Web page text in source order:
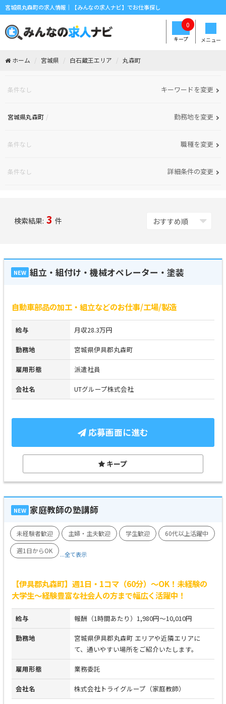
宮城県丸森町の求人情報｜【みんなの求人ナビ】でお仕事探し
メニュー
キープ
0
ホーム 宮城県 白石蔵王エリア 丸森町
条件なし キーワードを変更
宮城県丸森町 勤務地を変更
条件なし 職種を変更
条件なし 詳細条件の変更
検索結果: 3 件
NEW 組立・組付け・機械オペレーター・塗装
自動車部品の加工・組立などのお仕事/工場/製造
給与 月収28.3万円
勤務地 宮城県伊具郡丸森町
雇用形態 派遣社員
会社名 UTグループ株式会社
応募画面に進む
キープ
NEW 家庭教師の塾講師
未経験者歓迎 主婦・主夫歓迎 学生歓迎
60代以上活躍中
週1日からOK
...全て表示
【伊具郡丸森町】週1日・1コマ（60分）～OK！未経験の
大学生～経験豊富な社会人の方まで幅広く活躍中！
給与 報酬（1時間あたり）1,980円～10,010円
勤務地
宮城県伊具郡丸森町 エリアや近隣エリアに
て、通いやすい場所をご紹介いたします。
雇用形態 業務委託
会社名 株式会社トライグループ（家庭教師）